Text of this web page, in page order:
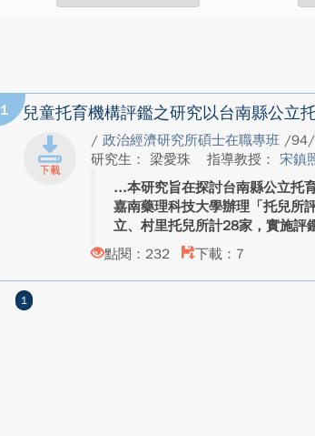
1 兒童托育機構評鑑之研究以台南縣公立
/ 政治經濟研究所碩士在職專班 /94/
研究生： 梁愛珠
指導教授： 宋鎮
本研究旨在探討台南縣公立托
嘉南藥理科技大學辦理「托兒所
立、村里托兒所計28家，實施評
點閱：232
下載：7
1